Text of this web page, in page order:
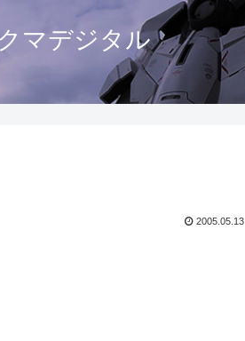
マデジタル
2005.05.13